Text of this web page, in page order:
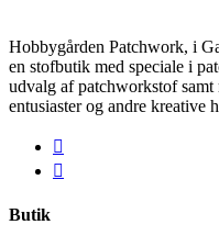
Hobbygården Patchwork, i
en stofbutik med speciale i
udvalg af patchworkstof
entusiaster og andre kreative
Butik